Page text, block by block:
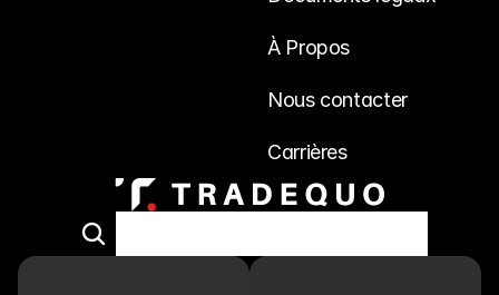
À Propos
Nous contacter
Carrières